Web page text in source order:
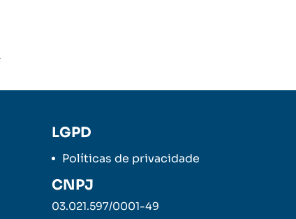
LGPD
Políticas de privacidade
CNPJ
03.021.597/0001-49